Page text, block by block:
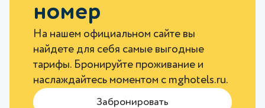
номер
На нашем официальном сайте вы
найдете для себя самые выгодные
тарифы. Бронируйте проживание и
наслаждайтесь моментом с mghotels.ru.
Забронировать